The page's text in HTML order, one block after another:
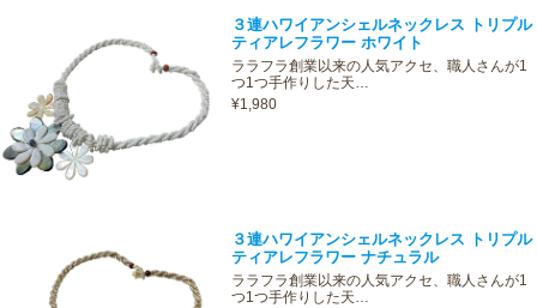
３連ハワイアンシェルネックレス トリプル
ティアレフラワー ホワイト
ララフラ創業以来の人気アクセ、職人さんが1
つ1つ手作りした天…
¥1,980
３連ハワイアンシェルネックレス トリプル
ティアレフラワー ナチュラル
ララフラ創業以来の人気アクセ、職人さんが1
つ1つ手作りした天…